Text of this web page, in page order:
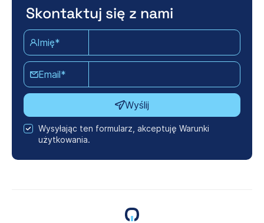
Skontaktuj się z nami
Imię*
Email*
Wyślij
Wysyłając ten formularz, akceptuję Warunki
użytkowania.